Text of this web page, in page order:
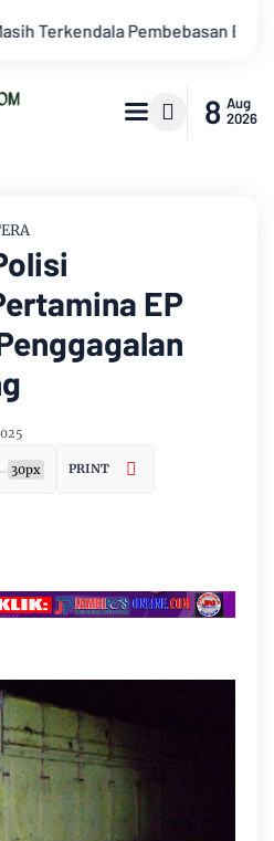
Lahan Kemarau
8 Aug
2026
EP
30px PRINT